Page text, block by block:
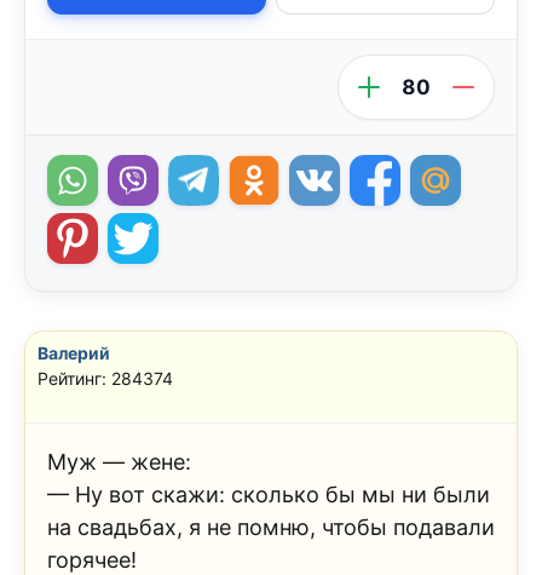
80
Валерий
Рейтинг: 284374
Муж — жене:
— Ну вот скажи: сколько бы мы ни были
на свадьбах, я не помню, чтобы подавали
горячее!